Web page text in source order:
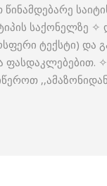
საქონელზე ✧
ტექსტი) და